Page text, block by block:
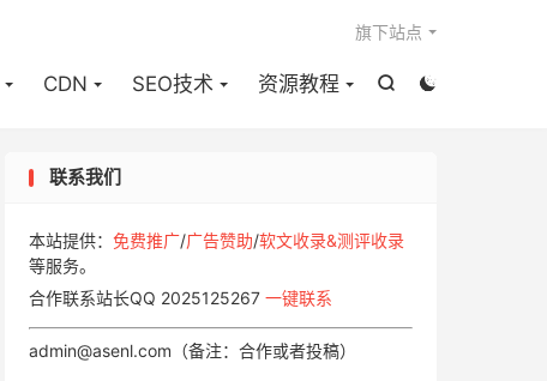


CDN SEO技术 资源教程
旗下站点
联系我们
本站提供： 免费推广/广告赞助/软文收录&测评收录
等服务。
合作联系站长QQ 2025125267 一键联系
admin@asenl.com（备注：合作或者投稿）